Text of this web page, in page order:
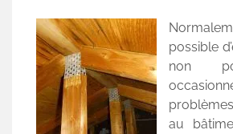
possible
non
au